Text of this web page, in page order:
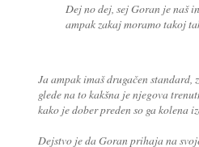
Dej no dej, sej Goran je naš
ampak zakaj moramo takoj
Ja ampak imaš drugačen standard,
glede na to kakšna je njegova
kako je dober preden so ga kolena
Dejstvo je da Goran prihaja na